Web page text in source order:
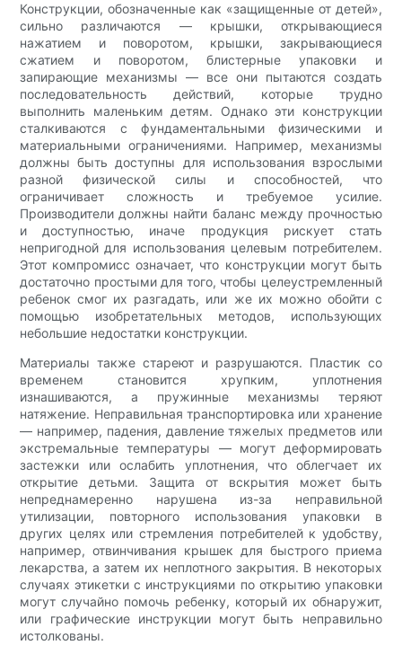
Конструкции, обозначенные как «защищенные от детей»,
сильно различаются — крышки, открывающиеся
нажатием и поворотом, крышки, закрывающиеся
сжатием и поворотом, блистерные упаковки и
запирающие механизмы — все они пытаются создать
последовательность действий, которые трудно
выполнить маленьким детям. Однако эти конструкции
сталкиваются с фундаментальными физическими и
материальными ограничениями. Например, механизмы
должны быть доступны для использования взрослыми
разной физической силы и способностей, что
ограничивает сложность и требуемое усилие.
Производители должны найти баланс между прочностью
и доступностью, иначе продукция рискует стать
непригодной для использования целевым потребителем.
Этот компромисс означает, что конструкции могут быть
достаточно простыми для того, чтобы целеустремленный
ребенок смог их разгадать, или же их можно обойти с
помощью изобретательных методов, использующих
небольшие недостатки конструкции.
Материалы также стареют и разрушаются. Пластик со
временем становится хрупким, уплотнения
изнашиваются, а пружинные механизмы теряют
натяжение. Неправильная транспортировка или хранение
— например, падения, давление тяжелых предметов или
экстремальные температуры — могут деформировать
застежки или ослабить уплотнения, что облегчает их
открытие детьми. Защита от вскрытия может быть
непреднамеренно нарушена из-за неправильной
утилизации, повторного использования упаковки в
других целях или стремления потребителей к удобству,
например, отвинчивания крышек для быстрого приема
лекарства, а затем их неплотного закрытия. В некоторых
случаях этикетки с инструкциями по открытию упаковки
могут случайно помочь ребенку, который их обнаружит,
или графические инструкции могут быть неправильно
истолкованы.